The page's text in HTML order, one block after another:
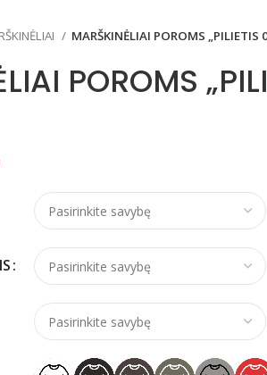
MARŠKINĖLIAI POROMS „PILIETIS
POROMS